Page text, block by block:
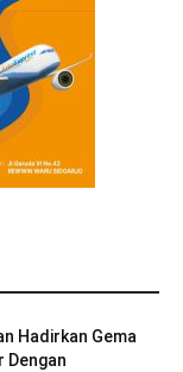
Hadirkan Gema
Dengan